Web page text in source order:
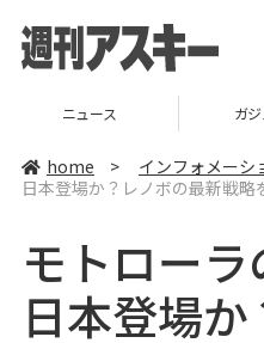
ニュース ガ
home > インフォメーシ
日本登場か？レノボの最新戦略
モトロー
日本登場